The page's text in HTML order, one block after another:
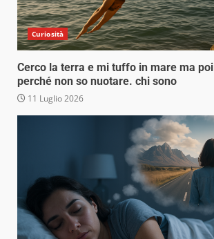
Curiosità
Cerco la terra e mi tuffo in mare ma
perché non so nuotare. chi sono
11 Luglio 2026